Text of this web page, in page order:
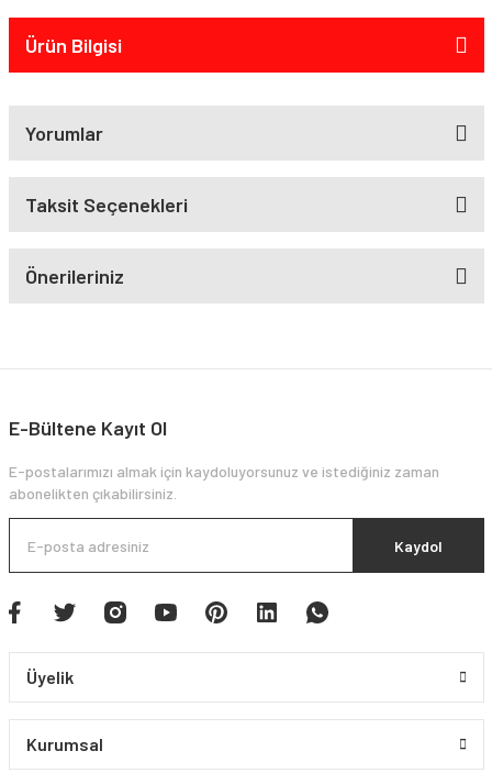
Ürün Bilgisi
Yorumlar
Taksit Seçenekleri
Önerileriniz
E-Bültene Kayıt Ol
E-postalarımızı almak için kaydoluyorsunuz ve istediğiniz zaman
abonelikten çıkabilirsiniz.
Kaydol
Üyelik
Kurumsal